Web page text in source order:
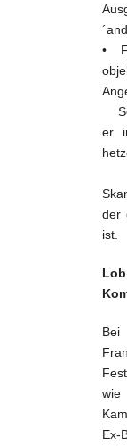
•
er
der
ist.